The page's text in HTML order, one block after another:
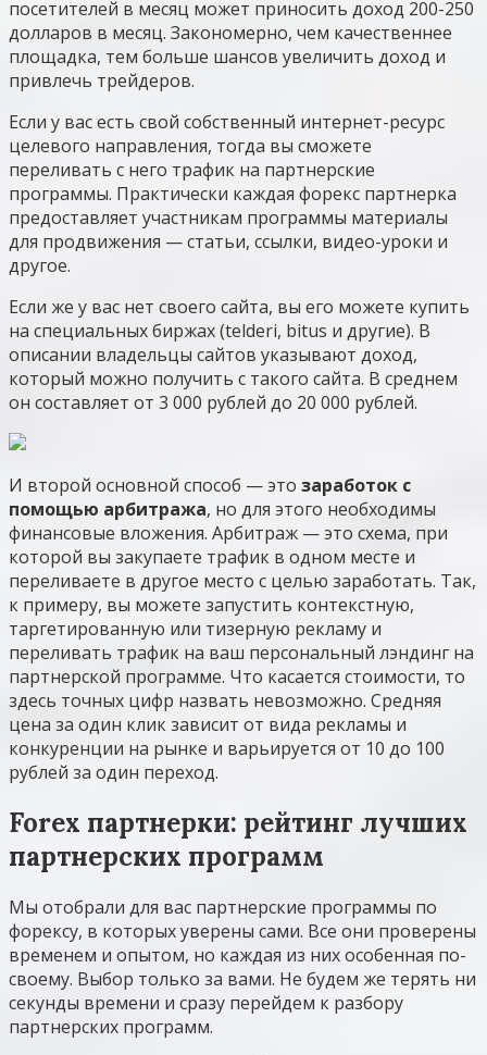
посетителей в месяц может приносить доход 200-250
долларов в месяц. Закономерно, чем качественнее
площадка, тем больше шансов увеличить доход и
привлечь трейдеров.
Если у вас есть свой собственный интернет-ресурс
целевого направления, тогда вы сможете
переливать с него трафик на партнерские
программы. Практически каждая форекс партнерка
предоставляет участникам программы материалы
для продвижения — статьи, ссылки, видео-уроки и
другое.
Если же у вас нет своего сайта, вы его можете купить
на специальных биржах (telderi, bitus и другие). В
описании владельцы сайтов указывают доход,
который можно получить с такого сайта. В среднем
он составляет от 3 000 рублей до 20 000 рублей.
И второй основной способ — это заработок с
помощью арбитража, но для этого необходимы
финансовые вложения. Арбитраж — это схема, при
которой вы закупаете трафик в одном месте и
переливаете в другое место с целью заработать. Так,
к примеру, вы можете запустить контекстную,
таргетированную или тизерную рекламу и
переливать трафик на ваш персональный лэндинг на
партнерской программе. Что касается стоимости, то
здесь точных цифр назвать невозможно. Средняя
цена за один клик зависит от вида рекламы и
конкуренции на рынке и варьируется от 10 до 100
рублей за один переход.
Forex партнерки: рейтинг лучших
партнерских программ
Мы отобрали для вас партнерские программы по
форексу, в которых уверены сами. Все они проверены
временем и опытом, но каждая из них особенная по-
своему. Выбор только за вами. Не будем же терять ни
секунды времени и сразу перейдем к разбору
партнерских программ.